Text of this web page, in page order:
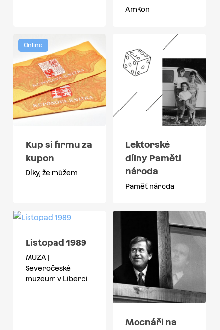
AmKon
Online
Kup si firmu za
kupon
Díky, že můžem
Lektorské
dílny Paměti
národa
Paměť národa
Listopad 1989
MUZA |
Severočeské
muzeum v Liberci
Mocnáři na